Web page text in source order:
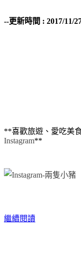
--更新時間 : 2017/11/
**喜歡旅遊、愛吃美
Instagram**
繼續閱讀